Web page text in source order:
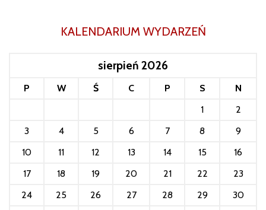
KALENDARIUM WYDARZEŃ
sierpień 2026
P W Ś C P S
N
1
2
3
4 5 6 7 8
9
10
11 12 13 14 15
16
17
18 19 20 21 22
23
24
25 26 27 28 29
30